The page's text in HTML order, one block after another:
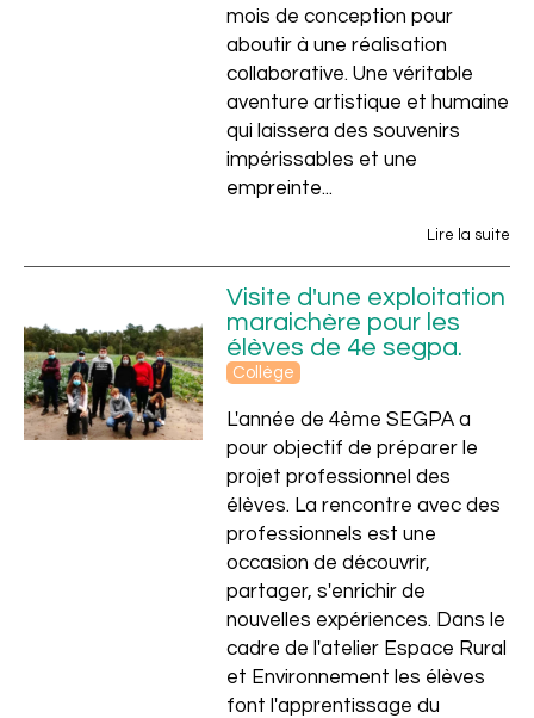
mois de conception pour
aboutir à une réalisation
collaborative. Une véritable
aventure artistique et humaine
qui laissera des souvenirs
impérissables et une
empreinte...
Lire la suite
Visite d'une exploitation
maraichère pour les
élèves de 4e segpa.
Collège
L'année de 4ème SEGPA a
pour objectif de préparer le
projet professionnel des
élèves. La rencontre avec des
professionnels est une
occasion de découvrir,
partager, s'enrichir de
nouvelles expériences. Dans le
cadre de l'atelier Espace Rural
et Environnement les élèves
font l'apprentissage du